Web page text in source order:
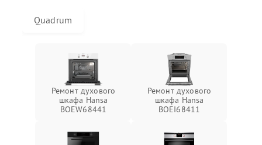
Quadrum
Ремонт духового
шкафа Hansa
BOEW68441
Ремонт духового
шкафа Hansa
BOEI68411